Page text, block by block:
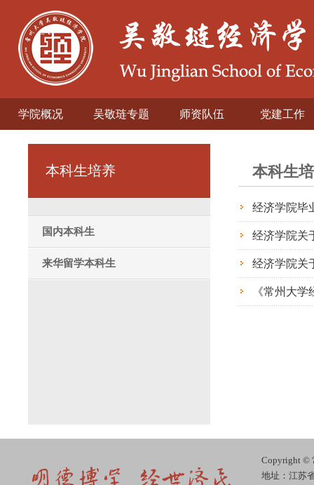
学院概况 吴敬琏专题 师资队伍 党建工作
本科生培养
国内本科生
来华留学本科生
本科生
经济学院毕
经济学院关
经济学院关
《常州大
Copyright ©
地址：江苏